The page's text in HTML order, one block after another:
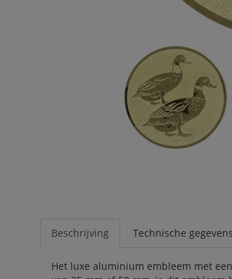
Beschrijving Technische gegevens
Het luxe aluminium embleem met